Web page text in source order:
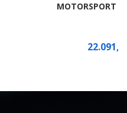
MOTORSPORT